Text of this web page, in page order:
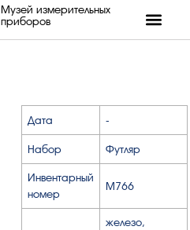
Музей измерительных
приборов
Дата -
Набор Футляр
Инвентарный
номер
М766
железо,